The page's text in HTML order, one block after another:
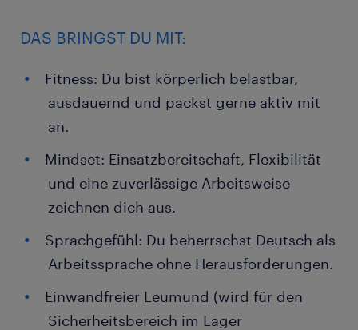
DAS BRINGST DU MIT:
Fitness: Du bist körperlich belastbar,
ausdauernd und packst gerne aktiv mit
an.
Mindset: Einsatzbereitschaft, Flexibilität
und eine zuverlässige Arbeitsweise
zeichnen dich aus.
Sprachgefühl: Du beherrschst Deutsch als
Arbeitssprache ohne Herausforderungen.
Einwandfreier Leumund (wird für den
Sicherheitsbereich im Lager